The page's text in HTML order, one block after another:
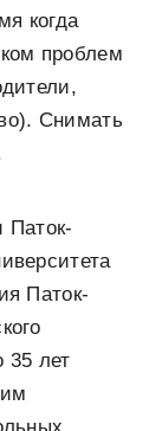
когда
проблем
Снимать
Паток-
Паток-
35 лет